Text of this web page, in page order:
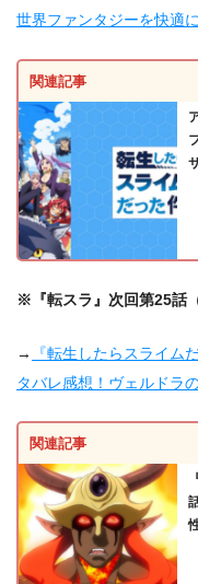
世界ファンタジーを快適
関連記事
※『転スラ』次回第25話
→
『転生したらスライム
タバレ感想！ヴェルドラ
関連記事